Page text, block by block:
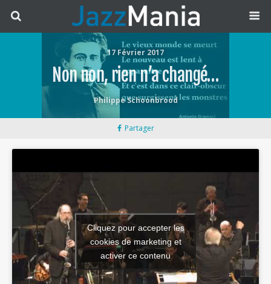
17 Février 2017
Non non, rien n’a changé…
Philippe Schoonbrood
Partager
Cliquez pour accepter les
cookies de marketing et
activer ce contenu